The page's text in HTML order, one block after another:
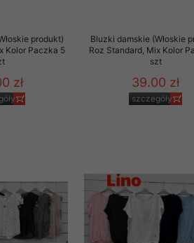
produkt)
Kolor Paczka 5
zł
Bluzki damskie (Włoskie
Roz Standard, Mix Kolor
szt
39.00 zł
szczegóły